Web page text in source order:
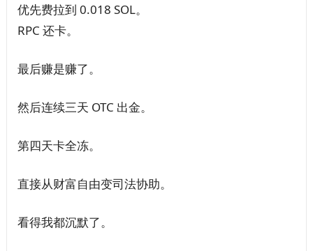
优先费拉到 0.018 SOL。
RPC 还卡。
最后赚是赚了。
然后连续三天 OTC 出金。
第四天卡全冻。
直接从财富自由变司法协助。
看得我都沉默了。